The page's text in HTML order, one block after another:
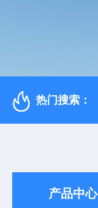
热门搜索：
产品中心